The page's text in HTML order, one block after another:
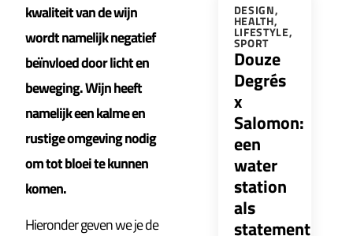
kwaliteit van de wijn
wordt namelijk negatief
beïnvloed door licht en
beweging. Wijn heeft
namelijk een kalme en
rustige omgeving nodig
om tot bloei te kunnen
komen.
Hieronder geven we je de
DESIGN,
HEALTH,
LIFESTYLE,
SPORT
Douze
Degrés
x
Salomon:
een
water
station
als
statement